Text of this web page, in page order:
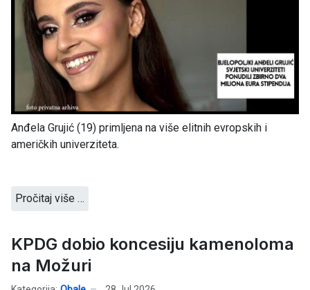
Anđela Grujić (19) primljena na više elitnih evropskih i
američkih univerziteta.
Pročitaj više …
KPDG dobio koncesiju kamenoloma
na Možuri